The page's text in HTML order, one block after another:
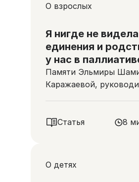
О взрослых
Я нигде не
единения и
у нас в
Памяти Эльмиры
Каражаевой,
Статья 8
О детях